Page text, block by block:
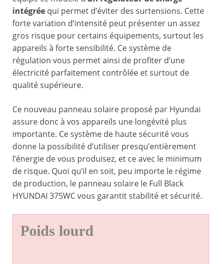
intégrée qui permet d’éviter des surtensions. Cette
forte variation d’intensité peut présenter un assez
gros risque pour certains équipements, surtout les
appareils à forte sensibilité. Ce système de
régulation vous permet ainsi de profiter d’une
électricité parfaitement contrôlée et surtout de
qualité supérieure.
Ce nouveau panneau solaire proposé par Hyundai
assure donc à vos appareils une longévité plus
importante. Ce système de haute sécurité vous
donne la possibilité d’utiliser presqu’entièrement
l’énergie de vous produisez, et ce avec le minimum
de risque. Quoi qu’il en soit, peu importe le régime
de production, le panneau solaire le Full Black
HYUNDAI 375WC vous garantit stabilité et sécurité.
Poids lourd